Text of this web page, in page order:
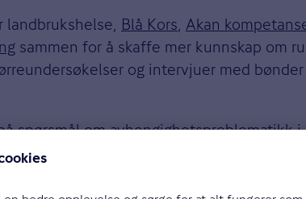
Blå Kors Akan
sammen for å skaffe mer kunnskap om
og intervjuer med
spørsmål om avhengighetsproblematikk